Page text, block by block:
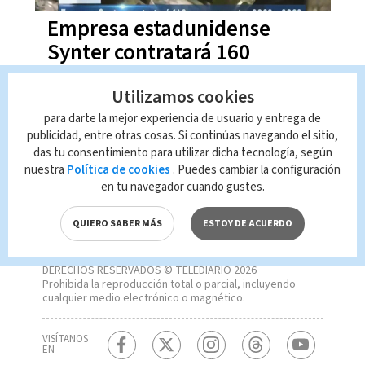
Empresa estadunidense
Synter contratará 160
personas en Costa Rica
DERECHOS RESERVADOS © TELEDIARIO 2026
Prohibida la reproducción total o parcial, incluyendo
cualquier medio electrónico o magnético.
VISÍTANOS
EN
Utilizamos cookies
para darte la mejor experiencia de usuario y entrega de
publicidad, entre otras cosas. Si continúas navegando el sitio,
das tu consentimiento para utilizar dicha tecnología, según
nuestra Política de cookies . Puedes cambiar la configuración
en tu navegador cuando gustes.
QUIERO SABER MÁS ESTOY DE ACUERDO